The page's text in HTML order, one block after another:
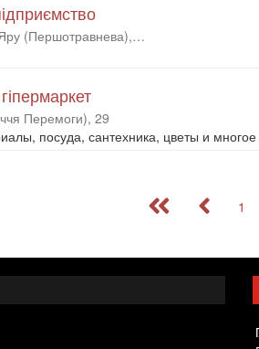
(Першотравнева),…
Перемоги), 29
посуда, сантехника, цветы и многое
1